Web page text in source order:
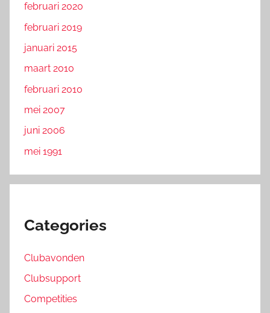
februari 2020
februari 2019
januari 2015
maart 2010
februari 2010
mei 2007
juni 2006
mei 1991
Categories
Clubavonden
Clubsupport
Competities